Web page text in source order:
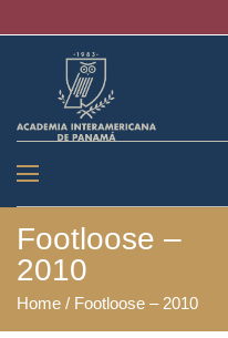
Footloose –
2010
Home / Footloose – 2010